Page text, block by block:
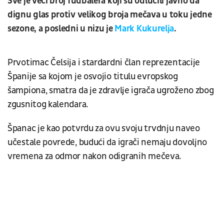
dignu glas protiv velikog broja mečava u toku jedne
sezone, a posledni u nizu jeMark Kukurelja.
Prvotimac Čelsija i stardardni član reprezentacije
Španije sa kojom je osvojio titulu evropskog
šampiona, smatra da je zdravlje igrača ugroženo zbog
zgusnitog kalendara.
Španac je kao potvrdu za ovu svoju trvdnju naveo
učestale povrede, budući da igrači nemaju dovoljno
vremena za odmor nakon odigranih mečeva.